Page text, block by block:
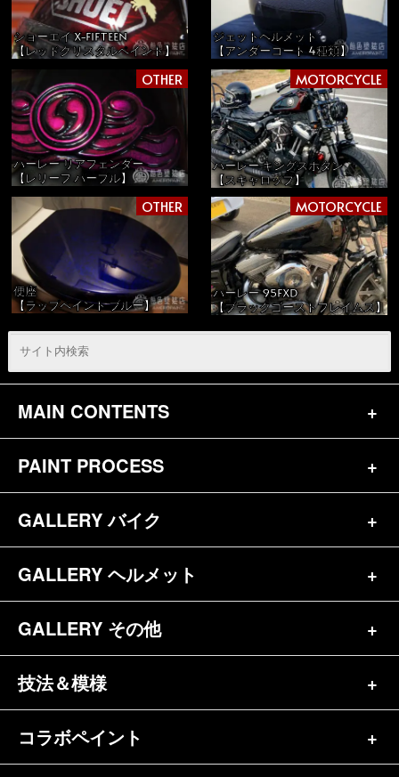
ショーエイ X-FIFTEEN
【レッドクリスタルペイント】
ジェットヘルメット
【アンダーコート 4種類】
OTHER
ハーレー リアフェンダー
【レリーフ パープル】
MOTORCYCLE
ハーレー キングスポタン
【スキャロップ】
OTHER
便座
【ラップペイント ブルー】
MOTORCYCLE
ハーレー 95FXD
【ブラックゴーストフレイムス】
MAIN CONTENTS
トップページ
お問合せ
参考価格
キャンディペイントとは？
メディア掲載（18）
ペイントワンポイント（9）
PAINT PROCESS
バイク（180）
ヘルメット（84）
GALLERY バイク
バイク一覧（184）
ハーレー（141）
ホンダ（20）
GALLERY ヘルメット
ヘルメット一覧（139）
半ヘル（39）
フルフェイス（23）
GALLERY その他
その他一覧（92）
自転車&三輪車（11）
技法＆模様
シンプル（38）
コラボペイント